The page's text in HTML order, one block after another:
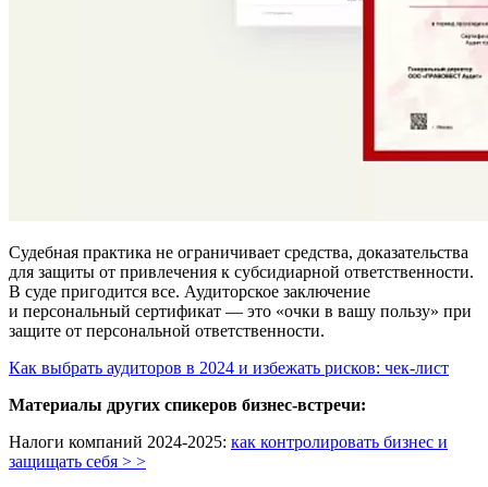
Судебная практика не ограничивает средства, доказательства
для защиты от привлечения к субсидиарной ответственности.
В суде пригодится все. Аудиторское заключение
и персональный сертификат — это «очки в вашу пользу» при
защите от персональной ответственности.
Как выбрать аудиторов в 2024 и избежать рисков: чек-лист
Материалы других спикеров бизнес-встречи:
Налоги компаний 2024-2025: как контролировать бизнес и
защищать себя > >